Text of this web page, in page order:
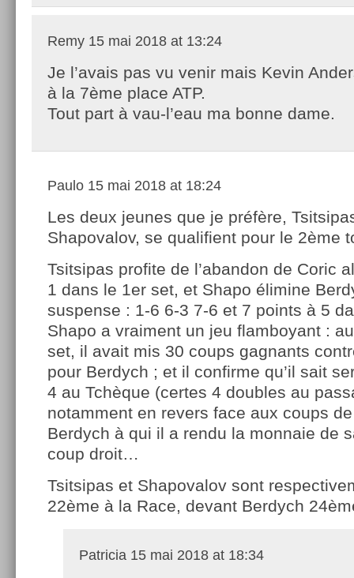
Remy 15 mai 2018 at 13:24
Je l’avais pas vu venir mais Kevin
à la 7ème place ATP.
Tout part à vau-l’eau ma bonne dame.
Paulo 15 mai 2018 at 18:24
Les deux jeunes que je préfère,
Shapovalov, se qualifient pour le 2ème
Tsitsipas profite de l’abandon de Coric
1 dans le 1er set, et Shapo élimine
suspense : 1-6 6-3 7-6 et 7 points à 5
Shapo a vraiment un jeu flamboyant :
set, il avait mis 30 coups gagnants
pour Berdych ; et il confirme qu’il sait
4 au Tchèque (certes 4 doubles au
notamment en revers face aux coups
Berdych à qui il a rendu la monnaie de
coup droit…
Tsitsipas et Shapovalov sont
22ème à la Race, devant Berdych
Patricia 15 mai 2018 at 18:34